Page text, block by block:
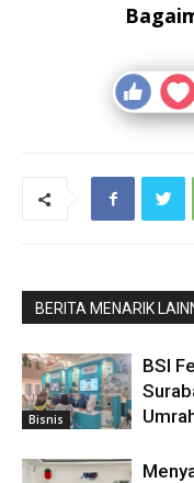
BERITA MENARIK
Bisnis
BSI